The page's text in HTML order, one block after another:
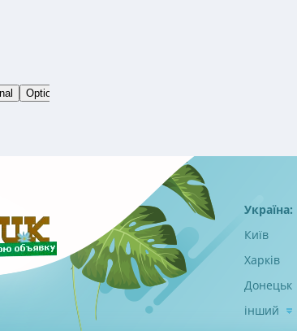
Україна:
Київ
Харків
Донецьк
інший